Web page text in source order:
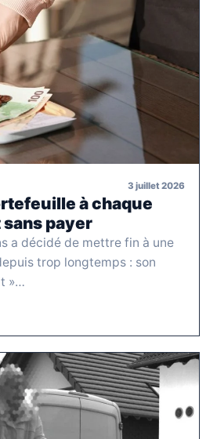
3 juillet 2026
à chaque
payer
a décidé de mettre fin à une
trop longtemps : son
»…